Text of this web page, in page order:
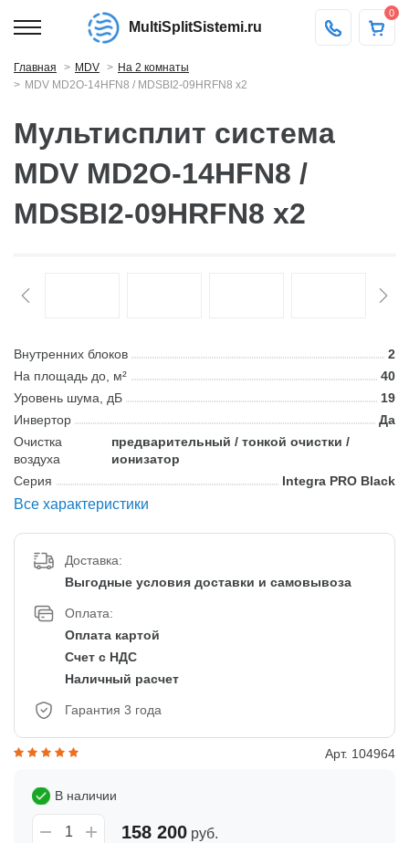
MultiSplitSistemi.ru
0
Главная MDV
На 2 комнаты
MDV MD2O-14HFN8 / MDSBI2-09HRFN8 x2
Мультисплит система
MDV MD2O-14HFN8 /
MDSBI2-09HRFN8 x2
Внутренних блоков
2
На площадь до, м²
40
Уровень шума, дБ
19
Инвертор
Да
Очистка
воздуха
предварительный / тонкой очистки /
ионизатор
Серия
Integra PRO Black
Все характеристики
Доставка:
Выгодные условия доставки и самовывоза
Оплата:
Оплата картой
Счет с НДС
Наличный расчет
Гарантия 3 года
Арт. 104964
В наличии
158 200 руб.